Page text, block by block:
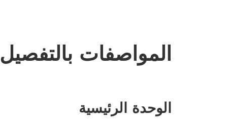
المواصفات بالتفصيل
الوحدة الرئيسية